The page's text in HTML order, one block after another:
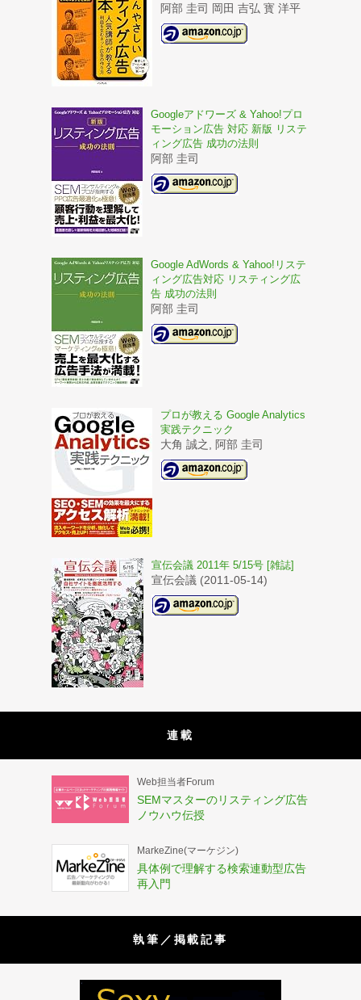
阿部 圭司 岡田 吉弘 寳 洋平
Googleアドワーズ & Yahoo!プロ
モーション広告 対応 新版 リステ
ィング広告 成功の法則
阿部 圭司
Google AdWords & Yahoo!リステ
ィング広告対応 リスティング広
告 成功の法則
阿部 圭司
プロが教える Google Analytics
実践テクニック
大角 誠之, 阿部 圭司
宣伝会議 2011年 5/15号 [雑誌]
宣伝会議 (2011-05-14)
連載
Web担当者Forum
SEMマスターのリスティング広告
ノウハウ伝授
MarkeZine(マーケジン)
具体例で理解する検索連動型広告
再入門
執筆／掲載記事